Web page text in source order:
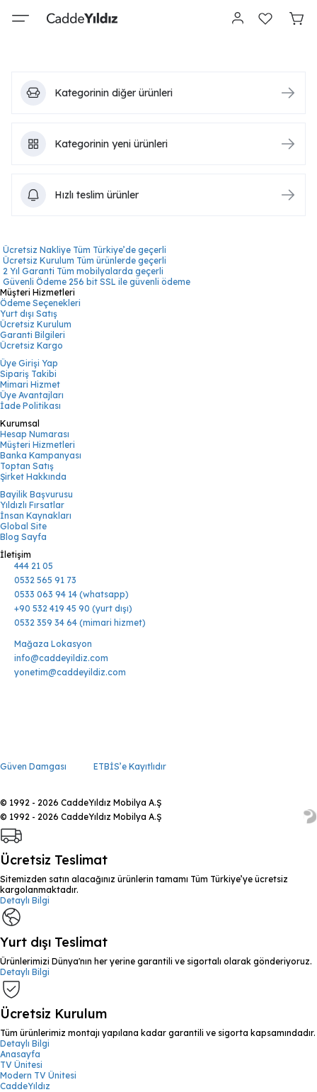
Kategorinin diğer ürünleri
Kategorinin yeni ürünleri
Hızlı teslim ürünler
Ücretsiz Nakliye Tüm Türkiye’de geçerli
Ücretsiz Kurulum Tüm ürünlerde geçerli
2 Yıl Garanti Tüm mobilyalarda geçerli
Güvenli Ödeme 256 bit SSL ile güvenli ödeme
Müşteri Hizmetleri
Ödeme Seçenekleri
Yurt dışı Satış
Ücretsiz Kurulum
Garanti Bilgileri
Ücretsiz Kargo
Üye Girişi Yap
Sipariş Takibi
Mimari Hizmet
Üye Avantajları
İade Politikası
Kurumsal
Hesap Numarası
Müşteri Hizmetleri
Banka Kampanyası
Toptan Satış
Şirket Hakkında
Bayilik Başvurusu
Yıldızlı Fırsatlar
İnsan Kaynakları
Global Site
Blog Sayfa
İletişim
444 21 05
0532 565 91 73
0533 063 94 14 (whatsapp)
+90 532 419 45 90 (yurt dışı)
0532 359 34 64 (mimari hizmet)
Mağaza Lokasyon
info@caddeyildiz.com
yonetim@caddeyildiz.com
Güven Damgası ETBİS’e Kayıtlıdır
© 1992 - 2026 CaddeYıldız Mobilya A.Ş
© 1992 - 2026 CaddeYıldız Mobilya A.Ş
Ücretsiz Teslimat
Sitemizden satın alacağınız ürünlerin tamamı Tüm Türkiye’ye ücretsiz
kargolanmaktadır.
Detaylı Bilgi
Yurt dışı Teslimat
Ürünlerimizi Dünya'nın her yerine garantili ve sigortalı olarak gönderiyoruz.
Detaylı Bilgi
Ücretsiz Kurulum
Tüm ürünlerimiz montajı yapılana kadar garantili ve sigorta kapsamındadır.
Detaylı Bilgi
Anasayfa
TV Ünitesi
Modern TV Ünitesi
CaddeYıldız